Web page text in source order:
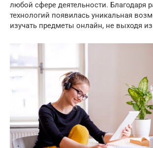
любой сфере деятельности. Благодаря
технологий появилась уникальная
изучать предметы онлайн, не выходя